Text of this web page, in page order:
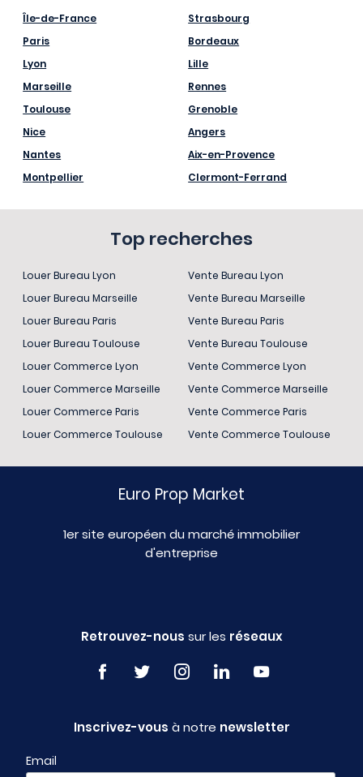
Île-de-France
Paris
Lyon
Marseille
Toulouse
Nice
Nantes
Montpellier
Strasbourg
Bordeaux
Lille
Rennes
Grenoble
Angers
Aix-en-Provence
Clermont-Ferrand
Top recherches
Louer Bureau Lyon
Louer Bureau Marseille
Louer Bureau Paris
Louer Bureau Toulouse
Louer Commerce Lyon
Louer Commerce Marseille
Louer Commerce Paris
Louer Commerce Toulouse
Vente Bureau Lyon
Vente Bureau Marseille
Vente Bureau Paris
Vente Bureau Toulouse
Vente Commerce Lyon
Vente Commerce Marseille
Vente Commerce Paris
Vente Commerce Toulouse
Euro Prop Market
1er site européen du marché immobilier
d'entreprise
Retrouvez-nous sur les réseaux
Inscrivez-vous à notre newsletter
Email